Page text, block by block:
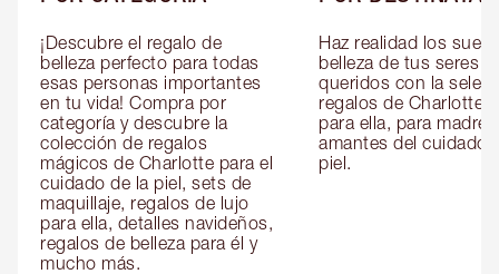
¡Descubre el regalo de
belleza perfecto para todas
esas personas importantes
en tu vida! Compra por
categoría y descubre la
colección de regalos
mágicos de Charlotte para el
cuidado de la piel, sets de
maquillaje, regalos de lujo
para ella, detalles navideños,
regalos de belleza para él y
mucho más.
Haz realidad los
belleza de tus seres
queridos con la
regalos de Charlotte
para ella, para
amantes del cuidado
piel.